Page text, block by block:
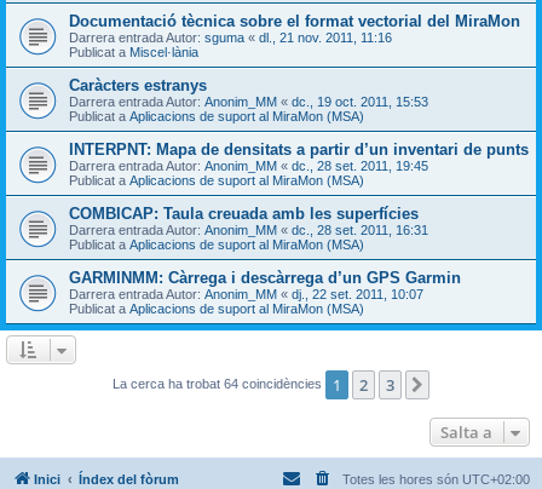
Documentació tècnica sobre el format vectorial del MiraMon
Darrera entrada Autor: sguma « dl., 21 nov. 2011, 11:16
Publicat a Miscel·lània
Caràcters estranys
Darrera entrada Autor: Anonim_MM « dc., 19 oct. 2011, 15:53
Publicat a Aplicacions de suport al MiraMon (MSA)
INTERPNT: Mapa de densitats a partir d’un inventari de punts
Darrera entrada Autor: Anonim_MM « dc., 28 set. 2011, 19:45
Publicat a Aplicacions de suport al MiraMon (MSA)
COMBICAP: Taula creuada amb les superfícies
Darrera entrada Autor: Anonim_MM « dc., 28 set. 2011, 16:31
Publicat a Aplicacions de suport al MiraMon (MSA)
GARMINMM: Càrrega i descàrrega d’un GPS Garmin
Darrera entrada Autor: Anonim_MM « dj., 22 set. 2011, 10:07
Publicat a Aplicacions de suport al MiraMon (MSA)
La cerca ha trobat 64 coincidències 1 2 3
Salta a
Inici Índex del fòrum Totes les hores són UTC+02:00